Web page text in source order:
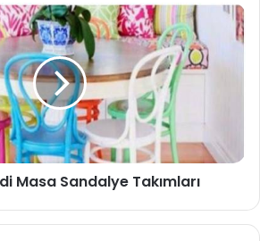
Masa Sandalye Takımları